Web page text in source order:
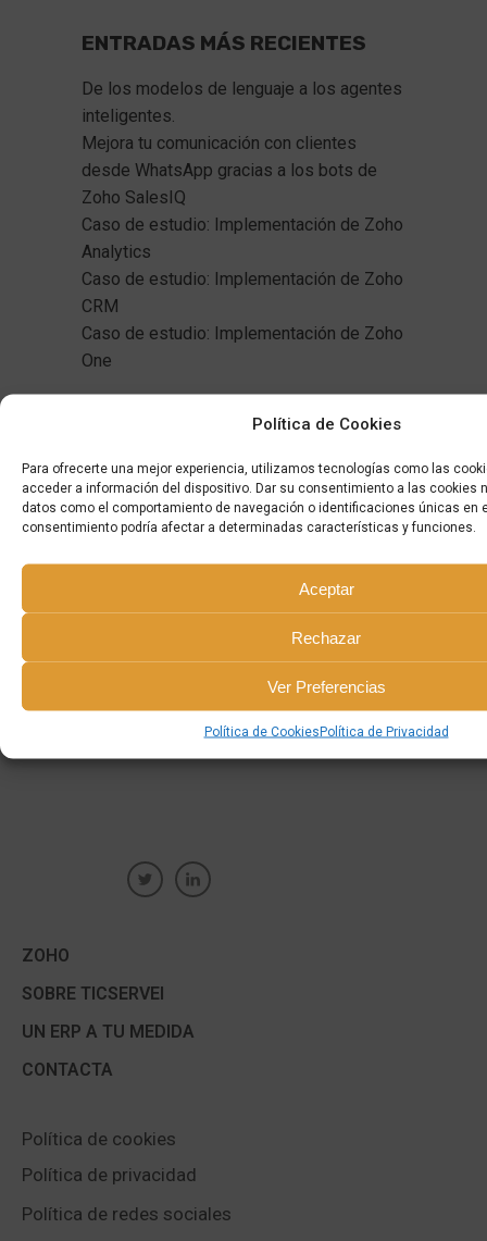
Política de Cookies
Para ofrecerte una mejor experiencia, utilizamos tecnologías como las
acceder a información del dispositivo. Dar su consentimiento a las cookies
datos como el comportamiento de navegación o identificaciones únicas en
consentimiento podría afectar a determinadas características y funciones.
Aceptar
Rechazar
Ver Preferencias
Política de CookiesPolítica de Privacidad
ENTRADAS MÁS RECIENTES
De los modelos de lenguaje a los agentes
inteligentes.
Mejora tu comunicación con clientes
desde WhatsApp gracias a los bots de
Zoho SalesIQ
Caso de estudio: Implementación de Zoho
Analytics
Caso de estudio: Implementación de Zoho
CRM
Caso de estudio: Implementación de Zoho
One
CATEGORÍAS
ZOHO
SOBRE TICSERVEI
UN ERP A TU MEDIDA
CONTACTA
Política de cookies
Política de privacidad
Política de redes sociales